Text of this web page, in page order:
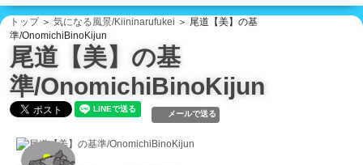
トップ＞ 気になる風景/Kiininarufukei ＞ 尾道【美】の基
準/OnomichiBinoKijun
尾道【美】の基
準/OnomichiBinoKijun
メールで送る